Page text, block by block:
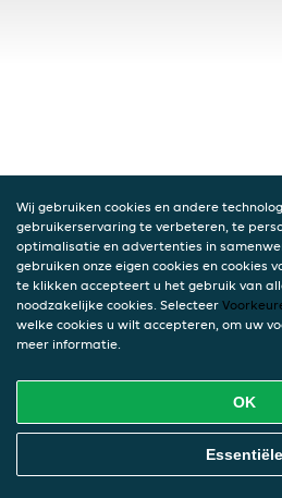
Wij gebruiken cookies en andere
gebruikerservaring te verbeteren, te
optimalisatie en advertenties in
gebruiken onze eigen cookies en cookies
te klikken accepteert u het gebruik van
noodzakelijke cookies. Selecteer
welke cookies u wilt accepteren, om uw
meer informatie.
OK
Essentiële